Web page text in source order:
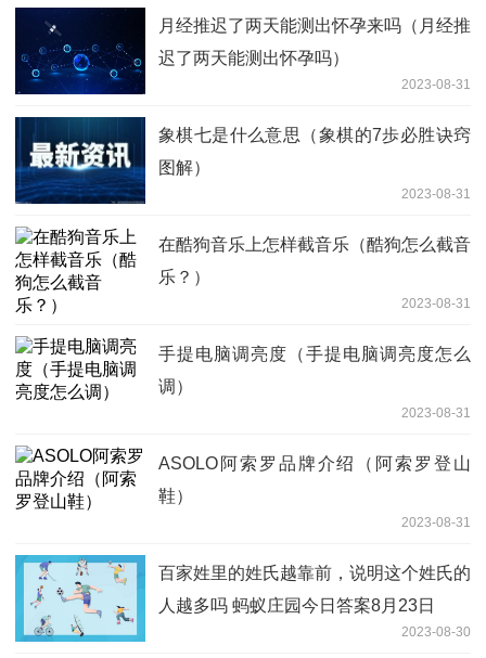
月经推迟了两天能测出怀孕来吗（月经推
迟了两天能测出怀孕吗）
2023-08-31
象棋七是什么意思（象棋的7歩必胜诀窍
图解）
2023-08-31
在酷狗音乐上怎样截音乐（酷狗怎么截音
乐？）
2023-08-31
手提电脑调亮度（手提电脑调亮度怎么
调）
2023-08-31
ASOLO阿索罗品牌介绍（阿索罗登山
鞋）
2023-08-31
百家姓里的姓氏越靠前，说明这个姓氏的
人越多吗 蚂蚁庄园今日答案8月23日
2023-08-30